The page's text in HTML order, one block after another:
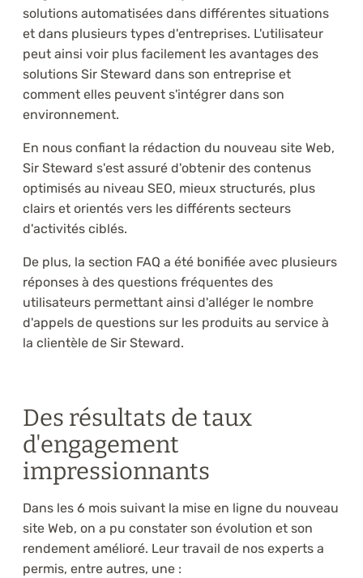
solutions automatisées dans différentes situations
et dans plusieurs types d'entreprises. L'utilisateur
peut ainsi voir plus facilement les avantages des
solutions Sir Steward dans son entreprise et
comment elles peuvent s'intégrer dans son
environnement.
En nous confiant la rédaction du nouveau site Web,
Sir Steward s'est assuré d'obtenir des contenus
optimisés au niveau SEO, mieux structurés, plus
clairs et orientés vers les différents secteurs
d'activités ciblés.
De plus, la section FAQ a été bonifiée avec plusieurs
réponses à des questions fréquentes des
utilisateurs permettant ainsi d'alléger le nombre
d'appels de questions sur les produits au service à
la clientèle de Sir Steward.
Des résultats de taux
d'engagement
impressionnants
Dans les 6 mois suivant la mise en ligne du nouveau
site Web, on a pu constater son évolution et son
rendement amélioré. Leur travail de nos experts a
permis, entre autres, une :